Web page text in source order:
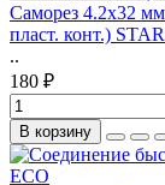
Саморез 4.2х32
пласт. конт.)
..
180 ₽
В корзину